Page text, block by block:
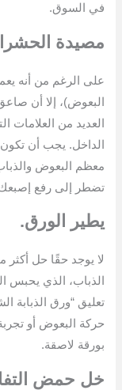
في السوق.
مصيدة
على الرغم من أنه
البعوض)، إلا أن
العديد من العلامات
الداخل. يجب أن
معظم البعوض
تضطر إلى رفع
يطير الورق.
لا يوجد حقًا حل
الذباب، الذي
تعليق “ورق الذبابة
حركة البعوض أو
بورقة لاصقة.
خل حمض